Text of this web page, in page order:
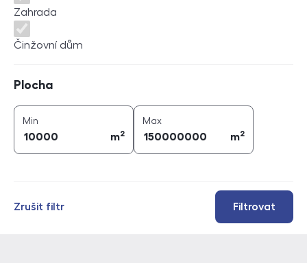
Zahrada
Činžovní dům
Plocha
Min
m2
Maxplocha (
m2
Filtrovat
Zrušit filtr